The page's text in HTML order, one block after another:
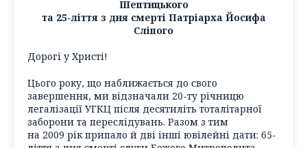
Шептицького
та 25-ліття з дня смерті Патріарха Йосифа
Сліпого
Дорогі у Христі!
Цього року, що наближається до свого
завершення, ми відзначали 20-ту річницю
легалізації УГКЦ після десятиліть тоталітарної
заборони та переслідувань. Разом з тим
на 2009 рік припало й дві інші ювілейні дати: 65-